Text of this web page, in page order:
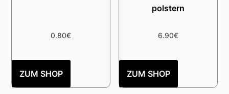
0.80€
ZUM SHOP
polstern
6.90€
ZUM SHOP